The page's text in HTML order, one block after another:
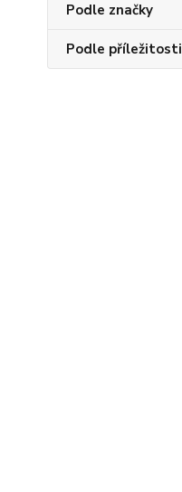
Podle značky
Podle příležitosti